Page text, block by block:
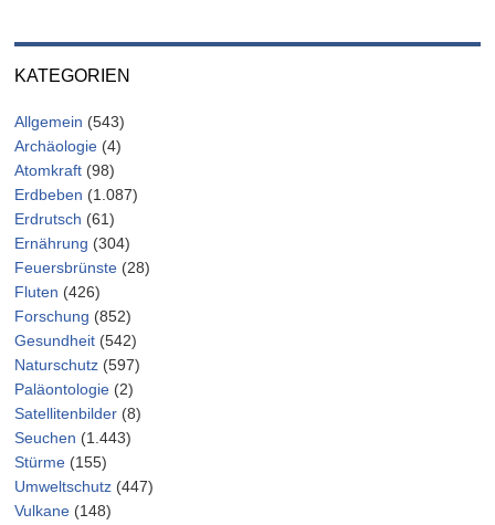
KATEGORIEN
Allgemein (543)
Archäologie (4)
Atomkraft (98)
Erdbeben (1.087)
Erdrutsch (61)
Ernährung (304)
Feuersbrünste (28)
Fluten (426)
Forschung (852)
Gesundheit (542)
Naturschutz (597)
Paläontologie (2)
Satellitenbilder (8)
Seuchen (1.443)
Stürme (155)
Umweltschutz (447)
Vulkane (148)